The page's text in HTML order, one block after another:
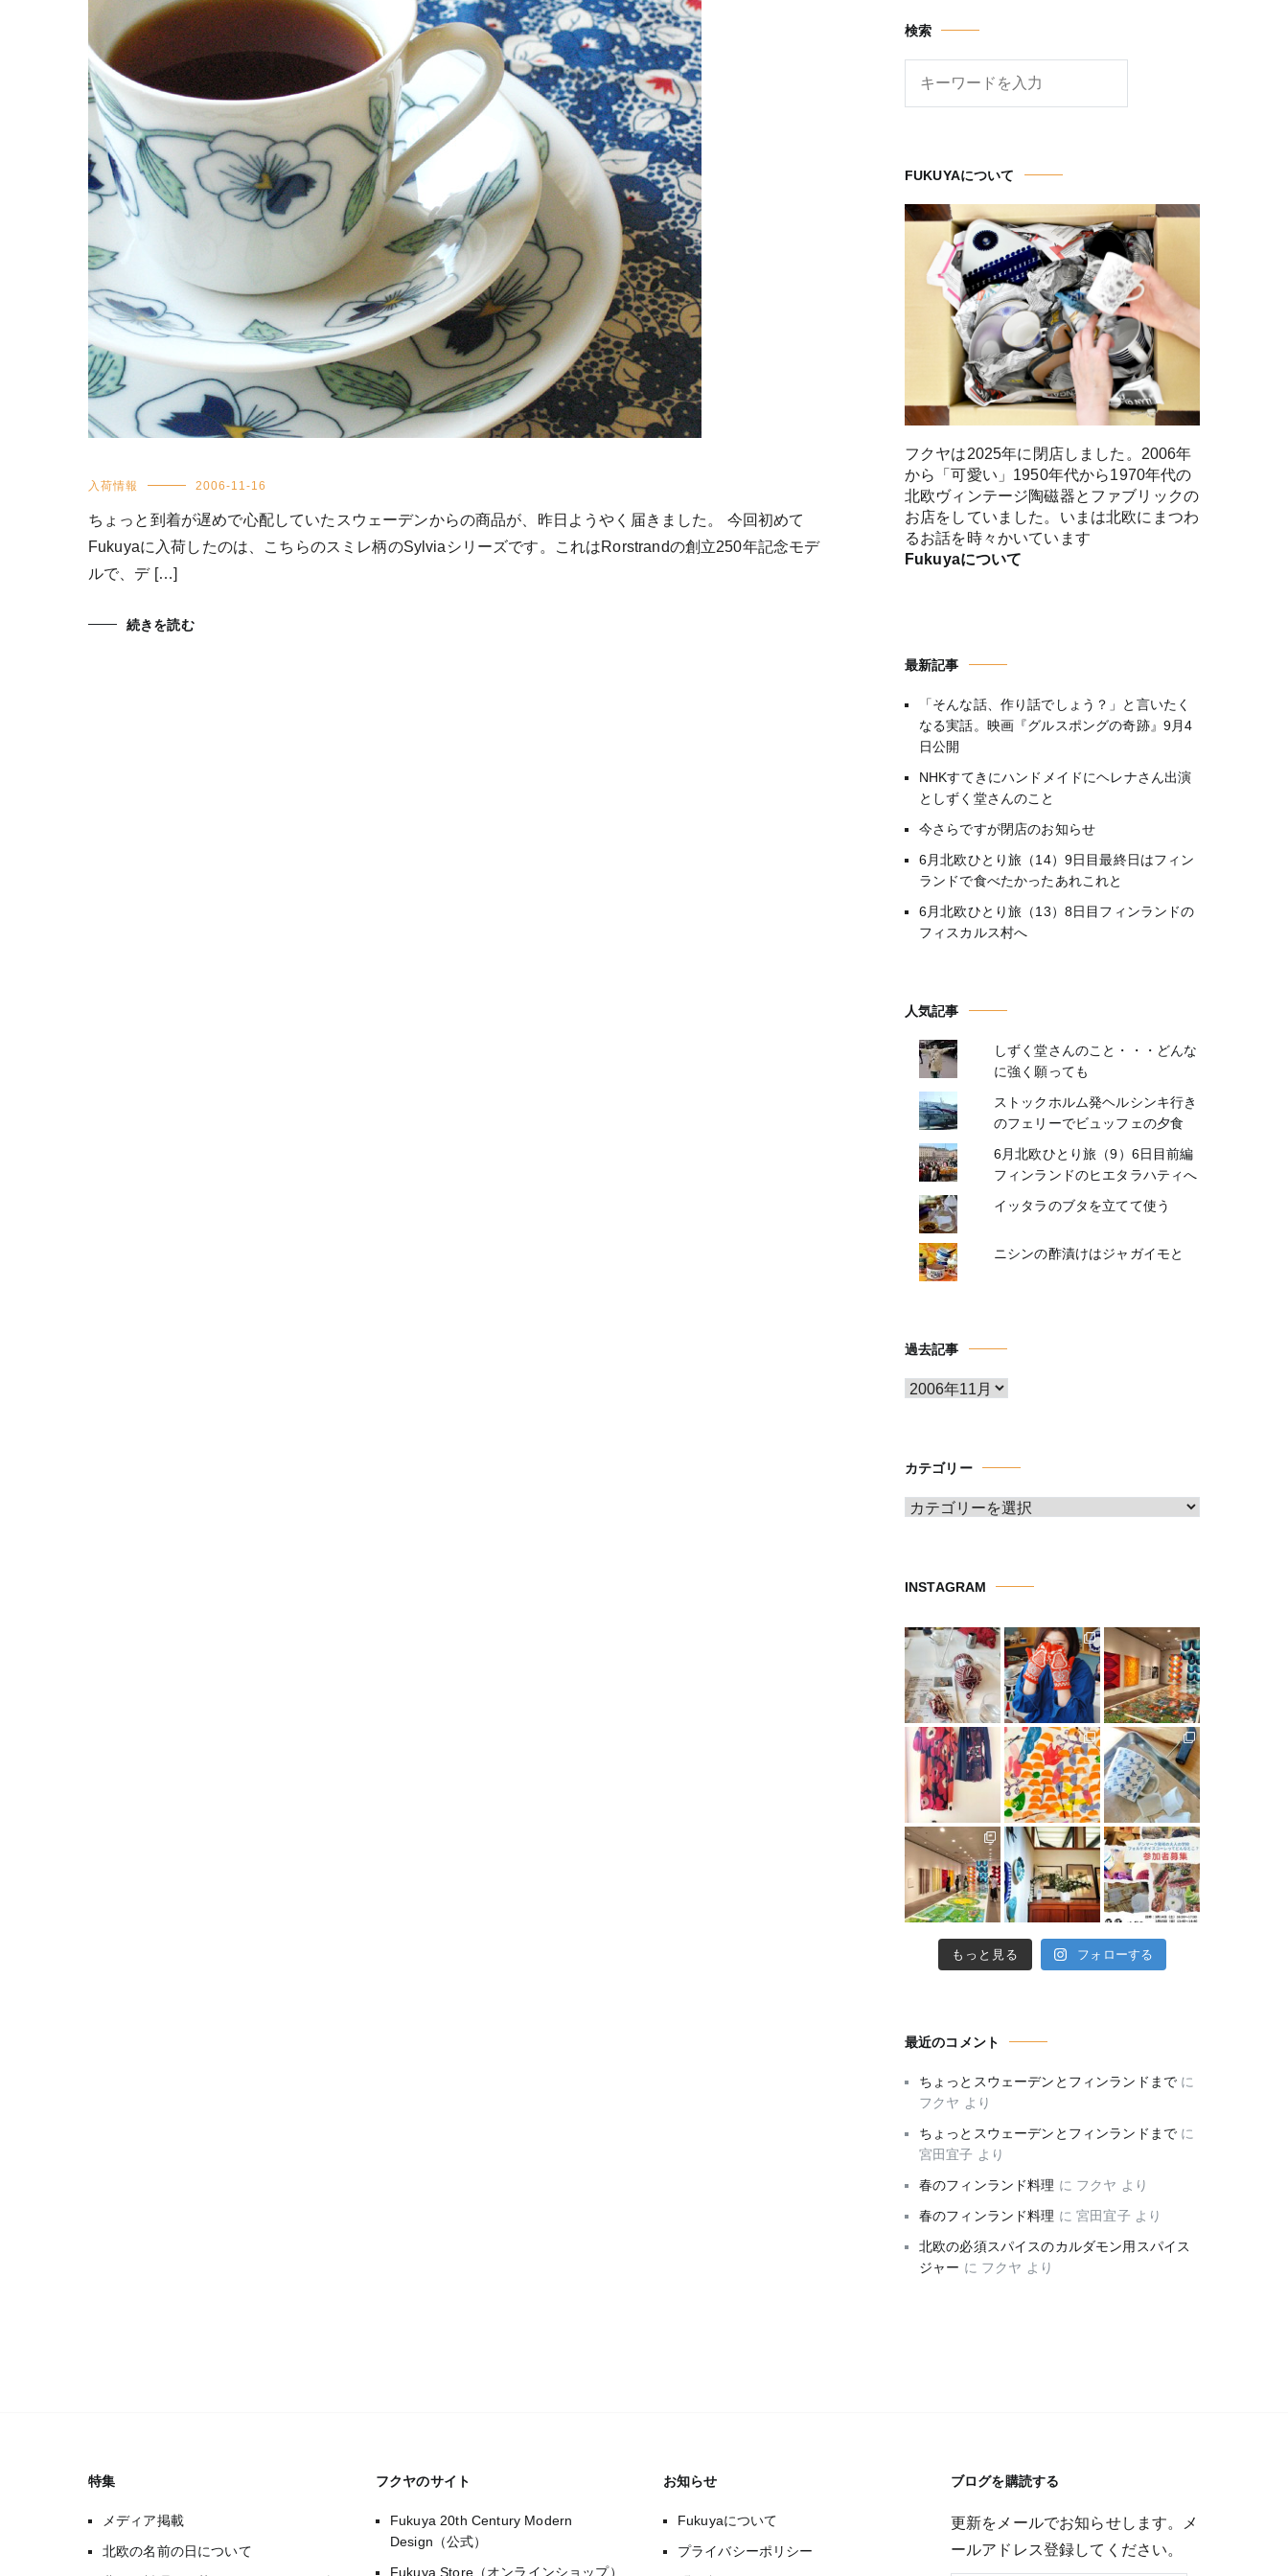
入荷情報 2006-11-16
ちょっと到着が遅めで心配していたスウェーデンからの商品が、昨日ようやく届きました。 今回初めて
Fukuyaに入荷したのは、こちらのスミレ柄のSylviaシリーズです。これはRorstrandの創立250年記念モデ
ルで、デ […]
続きを読む
検索
FUKUYAについて
フクヤは2025年に閉店しました。2006年
から「可愛い」1950年代から1970年代の
北欧ヴィンテージ陶磁器とファブリックの
お店をしていました。いまは北欧にまつわ
るお話を時々かいています
Fukuyaについて
最新記事
「そんな話、作り話でしょう？」と言いたく
なる実話。映画『グルスポングの奇跡』9月4
日公開
NHKすてきにハンドメイドにヘレナさん出演
としずく堂さんのこと
今さらですが閉店のお知らせ
6月北欧ひとり旅（14）9日目最終日はフィン
ランドで食べたかったあれこれと
6月北欧ひとり旅（13）8日目フィンランドの
フィスカルス村へ
人気記事
しずく堂さんのこと・・・どんな
に強く願っても
ストックホルム発ヘルシンキ行き
のフェリーでビュッフェの夕食
6月北欧ひとり旅（9）6日目前編
フィンランドのヒエタラハティへ
イッタラのブタを立てて使う
ニシンの酢漬けはジャガイモと
過去記事
ア
ブ
カテゴリー
カ
ー
INSTAGRAM
もっと見る フォローする
最近のコメント
ちょっとスウェーデンとフィンランドまで に
フクヤ より
ちょっとスウェーデンとフィンランドまで に
宮田宜子 より
春のフィンランド料理 に フクヤ より
春のフィンランド料理 に宮田宜子 より
北欧の必須スパイスのカルダモン用スパイス
ジャー に フクヤ より
特集
メディア掲載
北欧の名前の日について
フクヤのサイト
Fukuya 20th Century Modern
Design（公式）
Fukuya Store（オンラインショップ）
お知らせ
Fukuyaについて
プライバシーポリシー
ブログを購読する
更新をメールでお知らせします。メ
ールアドレス登録してください。